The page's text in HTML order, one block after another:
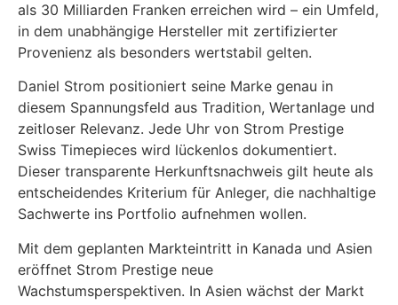
als 30 Milliarden Franken erreichen wird – ein Umfeld,
in dem unabhängige Hersteller mit zertifizierter
Provenienz als besonders wertstabil gelten.
Daniel Strom positioniert seine Marke genau in
diesem Spannungsfeld aus Tradition, Wertanlage und
zeitloser Relevanz. Jede Uhr von Strom Prestige
Swiss Timepieces wird lückenlos dokumentiert.
Dieser transparente Herkunftsnachweis gilt heute als
entscheidendes Kriterium für Anleger, die nachhaltige
Sachwerte ins Portfolio aufnehmen wollen.
Mit dem geplanten Markteintritt in Kanada und Asien
eröffnet Strom Prestige neue
Wachstumsperspektiven. In Asien wächst der Markt